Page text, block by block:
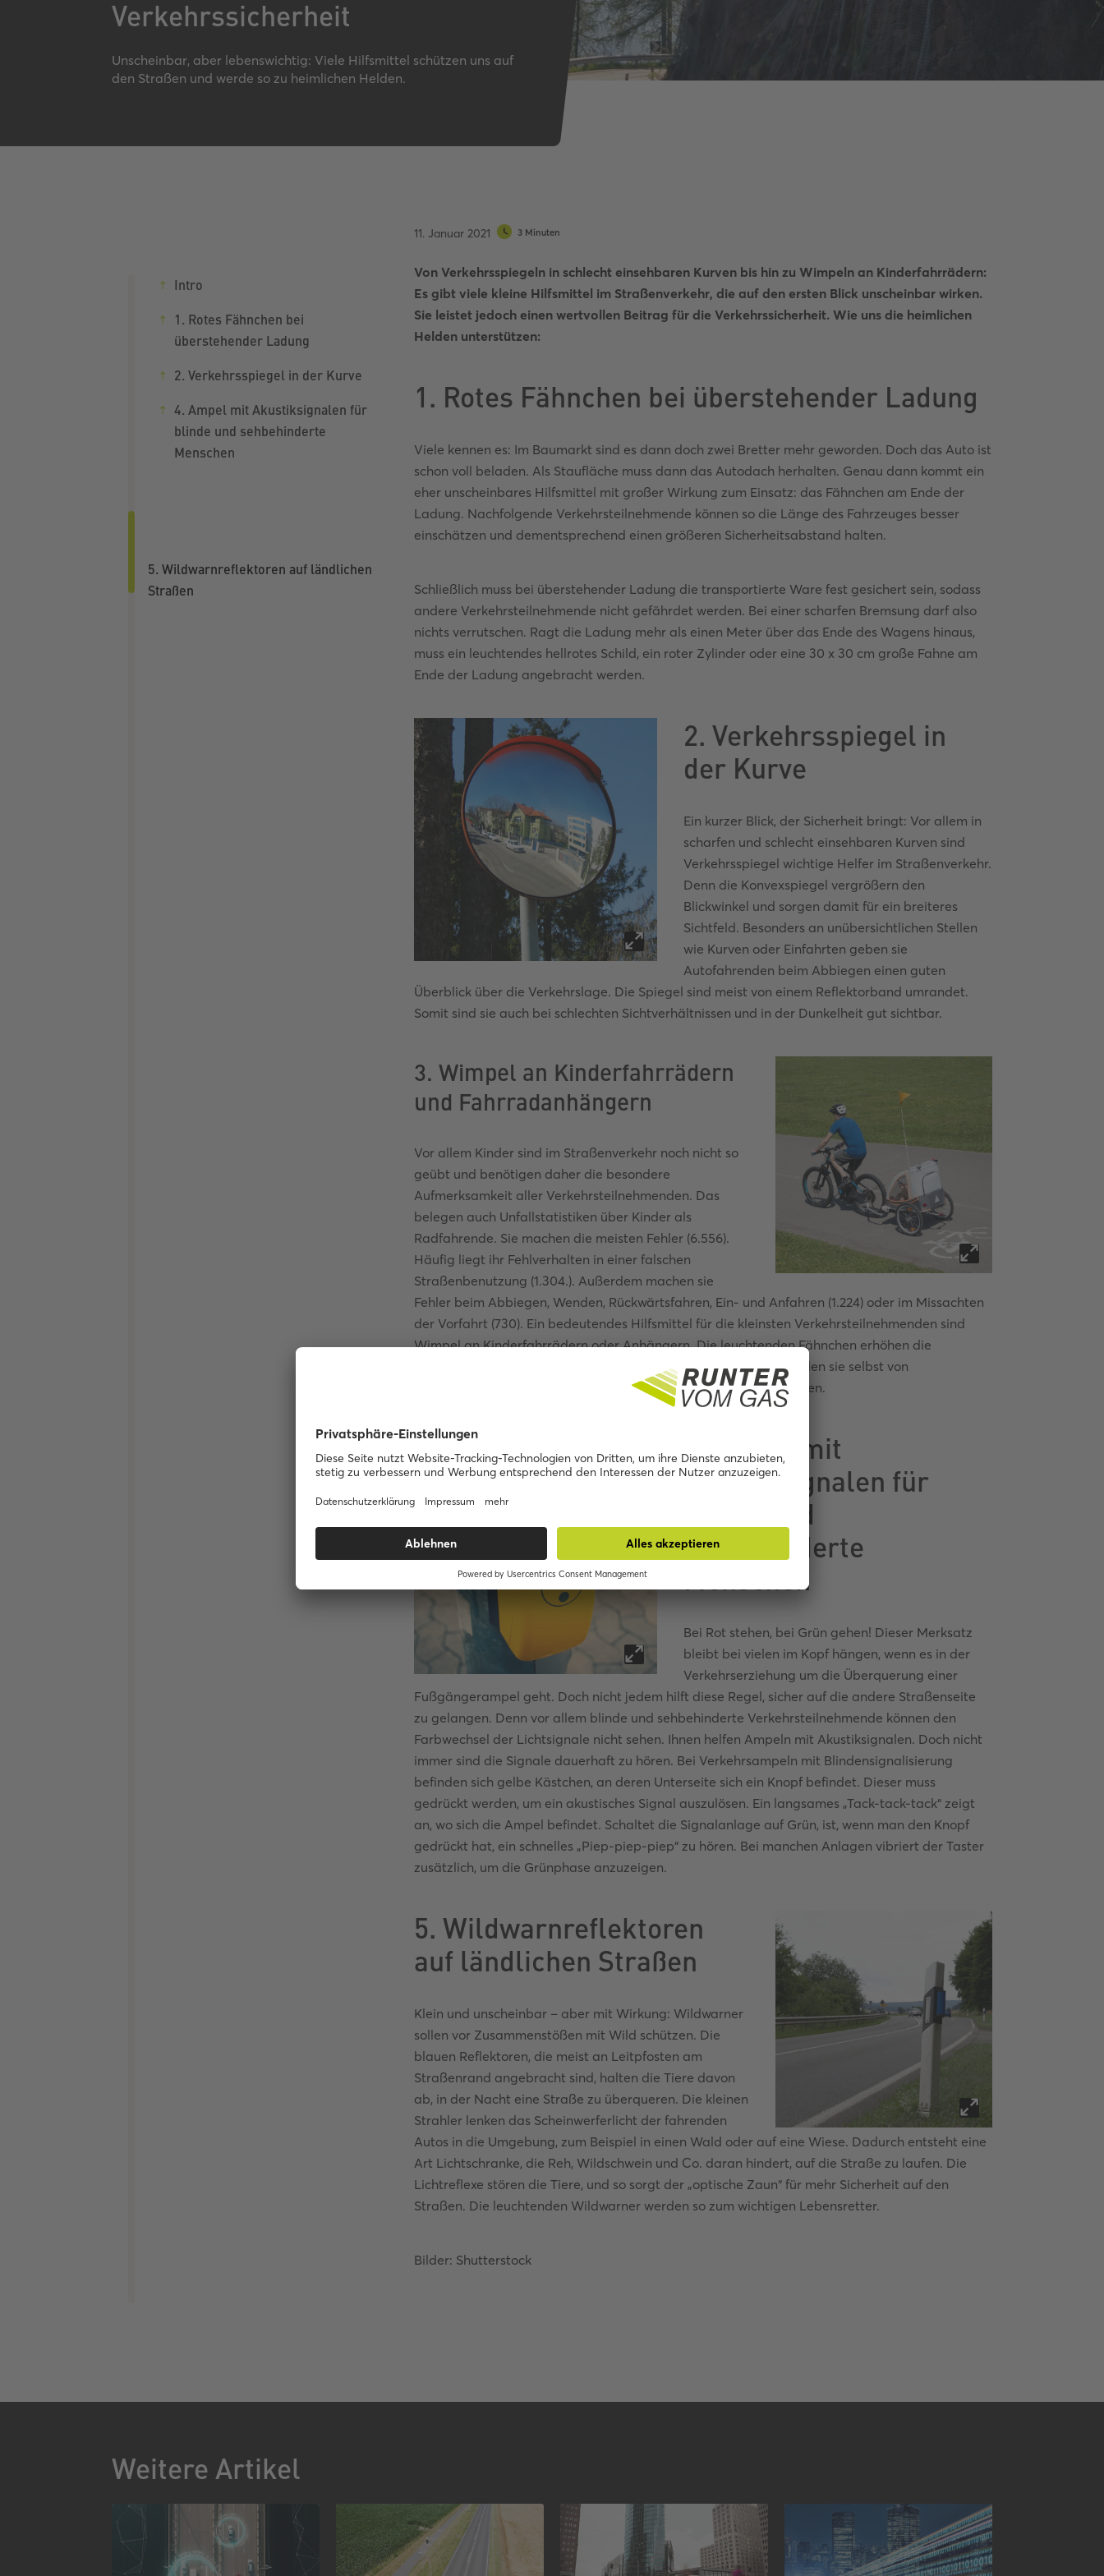
Pkw-Fahrrad-Quiz
Verkehrszeichen-Quiz
Verkehrssicherheit
Unscheinbar, aber lebenswichtig: Viele Hilfsmittel schützen uns auf
den Straßen und werde so zu heimlichen Helden.
Intro
1. Rotes Fähnchen bei
überstehender Ladung
2. Verkehrsspiegel in der Kurve
4. Ampel mit Akustiksignalen für
blinde und sehbehinderte
Menschen
5. Wildwarnreflektoren auf ländlichen
Straßen
11. Januar 2021 3 Minuten
Von Verkehrsspiegeln in schlecht einsehbaren Kurven bis hin zu Wimpeln an Kinderfahrrädern:
Es gibt viele kleine Hilfsmittel im Straßenverkehr, die auf den ersten Blick unscheinbar wirken.
Sie leistet jedoch einen wertvollen Beitrag für die Verkehrssicherheit. Wie uns die heimlichen
Helden unterstützen:
1. Rotes Fähnchen bei überstehender Ladung
Viele kennen es: Im Baumarkt sind es dann doch zwei Bretter mehr geworden. Doch das Auto ist
schon voll beladen. Als Staufläche muss dann das Autodach herhalten. Genau dann kommt ein
eher unscheinbares Hilfsmittel mit großer Wirkung zum Einsatz: das Fähnchen am Ende der
Ladung. Nachfolgende Verkehrsteilnehmende können so die Länge des Fahrzeuges besser
einschätzen und dementsprechend einen größeren Sicherheitsabstand halten.
Schließlich muss bei überstehender Ladung die transportierte Ware fest gesichert sein, sodass
andere Verkehrsteilnehmende nicht gefährdet werden. Bei einer scharfen Bremsung darf also
nichts verrutschen. Ragt die Ladung mehr als einen Meter über das Ende des Wagens hinaus,
muss ein leuchtendes hellrotes Schild, ein roter Zylinder oder eine 30 x 30 cm große Fahne am
Ende der Ladung angebracht werden.
2. Verkehrsspiegel in
der Kurve
Ein kurzer Blick, der Sicherheit bringt: Vor allem in
scharfen und schlecht einsehbaren Kurven sind
Verkehrsspiegel wichtige Helfer im Straßenverkehr.
Denn die Konvexspiegel vergrößern den
Blickwinkel und sorgen damit für ein breiteres
Sichtfeld. Besonders an unübersichtlichen Stellen
wie Kurven oder Einfahrten geben sie
Autofahrenden beim Abbiegen einen guten
Überblick über die Verkehrslage. Die Spiegel sind meist von einem Reflektorband umrandet.
Somit sind sie auch bei schlechten Sichtverhältnissen und in der Dunkelheit gut sichtbar.
3. Wimpel an Kinderfahrrädern
und Fahrradanhängern
Vor allem Kinder sind im Straßenverkehr noch nicht so
geübt und benötigen daher die besondere
Aufmerksamkeit aller Verkehrsteilnehmenden. Das
belegen auch Unfallstatistiken über Kinder als
Radfahrende. Sie machen die meisten Fehler (6.556).
Häufig liegt ihr Fehlverhalten in einer falschen
Straßenbenutzung (1.304.). Außerdem machen sie
Fehler beim Abbiegen, Wenden, Rückwärtsfahren, Ein- und Anfahren (1.224) oder im Missachten
der Vorfahrt (730). Ein bedeutendes Hilfsmittel für die kleinsten Verkehrsteilnehmenden sind
Wimpel an Kinderfahrrädern oder Anhängern. Die leuchtenden Fähnchen erhöhen die
Sichtbarkeit der kleinsten Radfahrerinnen und Radfahrer. So werden sie selbst von
Kraftfahrzeugführenden, die erhöht über der Straße sitzen, gesehen.
4. Ampel mit
Akustiksignalen für
blinde und
sehbehinderte
Menschen
Bei Rot stehen, bei Grün gehen! Dieser Merksatz
bleibt bei vielen im Kopf hängen, wenn es in der
Verkehrserziehung um die Überquerung einer
Fußgängerampel geht. Doch nicht jedem hilft diese Regel, sicher auf die andere Straßenseite
zu gelangen. Denn vor allem blinde und sehbehinderte Verkehrsteilnehmende können den
Farbwechsel der Lichtsignale nicht sehen. Ihnen helfen Ampeln mit Akustiksignalen. Doch nicht
immer sind die Signale dauerhaft zu hören. Bei Verkehrsampeln mit Blindensignalisierung
befinden sich gelbe Kästchen, an deren Unterseite sich ein Knopf befindet. Dieser muss
gedrückt werden, um ein akustisches Signal auszulösen. Ein langsames „Tack-tack-tack“ zeigt
an, wo sich die Ampel befindet. Schaltet die Signalanlage auf Grün, ist, wenn man den Knopf
gedrückt hat, ein schnelles „Piep-piep-piep“ zu hören. Bei manchen Anlagen vibriert der Taster
zusätzlich, um die Grünphase anzuzeigen.
5. Wildwarnreflektoren
auf ländlichen Straßen
Klein und unscheinbar – aber mit Wirkung: Wildwarner
sollen vor Zusammenstößen mit Wild schützen. Die
blauen Reflektoren, die meist an Leitpfosten am
Straßenrand angebracht sind, halten die Tiere davon
ab, in der Nacht eine Straße zu überqueren. Die kleinen
Strahler lenken das Scheinwerferlicht der fahrenden
Autos in die Umgebung, zum Beispiel in einen Wald oder auf eine Wiese. Dadurch entsteht eine
Art Lichtschranke, die Reh, Wildschwein und Co. daran hindert, auf die Straße zu laufen. Die
Lichtreflexe stören die Tiere, und so sorgt der „optische Zaun“ für mehr Sicherheit auf den
Straßen. Die leuchtenden Wildwarner werden so zum wichtigen Lebensretter.
Bilder: Shutterstock
Weitere Artikel